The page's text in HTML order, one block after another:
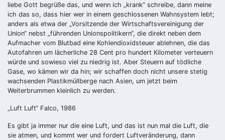
liebe Gott begrüße das, und wenn ich „krank“ schreibe, dann meine
ich das so, dass hier wer in einem geschlossenen Wahnsystem lebt;
anders als etwa der „Vorsitzende der Wirtschaftsvereinigung der
Union“ nebst „führenden Unionspolitikern“, die direkt neben dem
Aufmacher vom Blutbad eine Kohlendioxidsteuer ablehnen, die das
Autofahren um lächerliche 28 Cent pro hundert Kilometer verteuern
würde und sowieso viel zu niedrig ist. Aber Steuern auf tödliche
Gase, wo kämen wir da hin; wir schaffen doch nicht unsere stetig
wachsenden Plastikmüllberge nach Asien, um jetzt beim
Weiterbrummen kleinlich zu werden.
„Luft Luft“ Falco, 1986
Es gibt ja immer nur die eine Luft, und das ist nun mal die Luft, die
sie atmen, und kommt wer und fordert Luftveränderung, dann